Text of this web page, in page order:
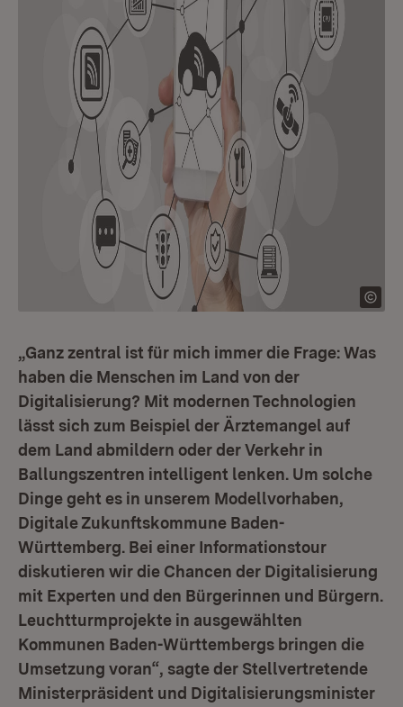
„Ganz zentral ist für mich immer die Frage: Was
haben die Menschen im Land von der
Digitalisierung? Mit modernen Technologien
lässt sich zum Beispiel der Ärztemangel auf
dem Land abmildern oder der Verkehr in
Ballungszentren intelligent lenken. Um solche
Dinge geht es in unserem Modellvorhaben,
Digitale Zukunftskommune Baden-
Württemberg. Bei einer Informationstour
diskutieren wir die Chancen der Digitalisierung
mit Experten und den Bürgerinnen und Bürgern.
Leuchtturmprojekte in ausgewählten
Kommunen Baden-Württembergs bringen die
Umsetzung voran“, sagte der Stellvertretende
Ministerpräsident und Digitalisierungsminister